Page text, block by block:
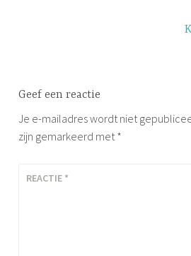
Geef een reactie
Je e-mailadres wordt niet
zijn gemarkeerd met*
REACTIE *